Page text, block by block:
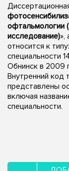
офтальмологии
исследование)»,
относится к
специальности
Обнинск в 2009
Внутренний код
представлены
включая
специальности.